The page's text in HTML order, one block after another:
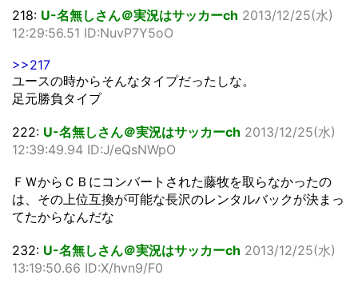
218: U-名無しさん＠実況はサッカーch 2013/12/25(水)
12:29:56.51 ID:NuvP7Y5oO
>>217
ユースの時からそんなタイプだったしな。
足元勝負タイプ
222: U-名無しさん＠実況はサッカーch 2013/12/25(水)
12:39:49.94 ID:J/eQsNWpO
ＦＷからＣＢにコンバートされた藤牧を取らなかったの
は、その上位互換が可能な長沢のレンタルバックが決まっ
てたからなんだな
232: U-名無しさん＠実況はサッカーch 2013/12/25(水)
13:19:50.66 ID:X/hvn9/F0